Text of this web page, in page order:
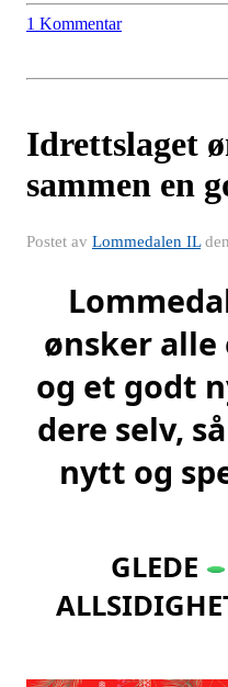
1 Kommentar
Idrettslaget
sammen en
Postet av Lommedalen ILden
ønsker
og et godt
dere selv,
nytt og
GLEDE